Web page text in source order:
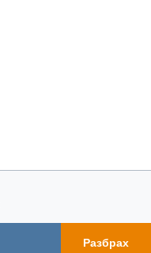
Разбрах